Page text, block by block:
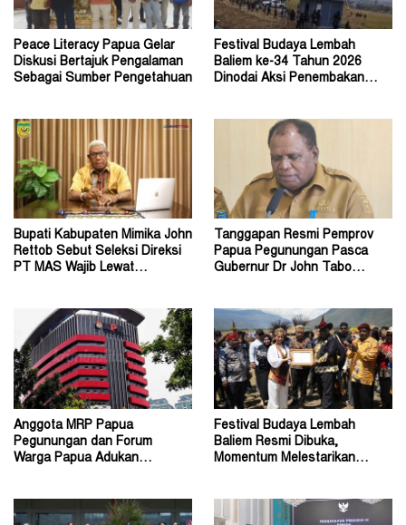
Peace Literacy Papua Gelar
Diskusi Bertajuk Pengalaman
Sebagai Sumber Pengetahuan
Festival Budaya Lembah
Baliem ke-34 Tahun 2026
Dinodai Aksi Penembakan
Bupati Kabupaten Mimika John
Rettob Sebut Seleksi Direksi
PT MAS Wajib Lewat
Tanggapan Resmi Pemprov
Papua Pegunungan Pasca
Gubernur Dr John Tabo
Anggota MRP Papua
Pegunungan dan Forum
Warga Papua Adukan
Festival Budaya Lembah
Baliem Resmi Dibuka,
Momentum Melestarikan